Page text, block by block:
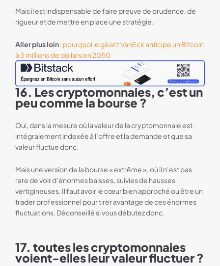
Mais il est indispensable de faire preuve de prudence, de
rigueur et de mettre en place une stratégie.
Aller plus loin: pourquoi le géant VanEck anticipe un Bitcoin
à 3 millions de dollars en 2050
Bannière Referral Bitstack
16. Les cryptomonnaies, c’est un
peu comme la bourse ?
Oui, dans la mesure où la valeur de la cryptomonnaie est
intégralement indexée à l’offre et la demande et que sa
valeur fluctue donc.
Mais une version de la bourse « extrême », où il n’est pas
rare de voir d’énormes baisses, suivies de hausses
vertigineuses. Il faut avoir le cœur bien approché ou être un
trader professionnel pour tirer avantage de ces énormes
fluctuations. Déconseillé si vous débutez donc.
17. toutes les cryptomonnaies
voient-elles leur valeur fluctuer ?